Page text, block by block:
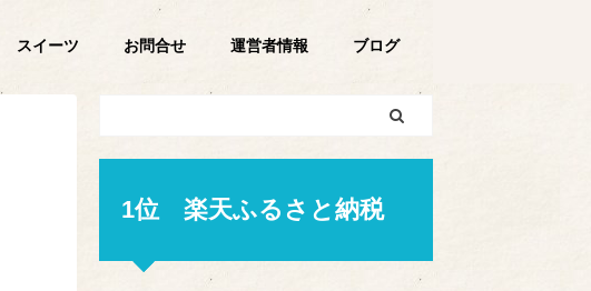
スイーツ お問合せ 運営者情報 ブログ
1位 楽天ふるさと納税